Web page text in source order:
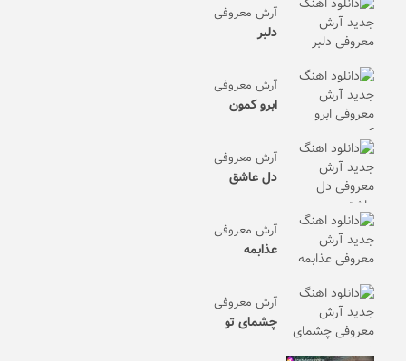
آرش معروفی
دلبر
آرش معروفی
ابرو کمون
آرش معروفی
دل عاشق
آرش معروفی
عذابمه
آرش معروفی
چشمای تو